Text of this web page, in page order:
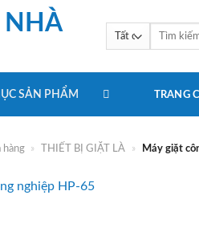
Tìm
SẢN PHẨM TRANG
hàng » THIẾT BỊ GIẶT LÀ » Máy giặt